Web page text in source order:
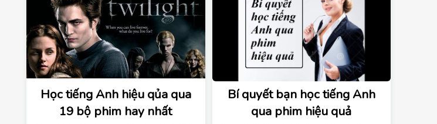
Học tiếng Anh hiệu qủa qua
19 bộ phim hay nhất
Bí quyết bạn học tiếng Anh
qua phim hiệu quả